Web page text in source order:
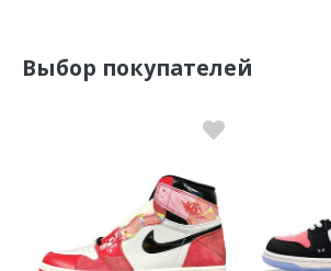
Выбор покупателей